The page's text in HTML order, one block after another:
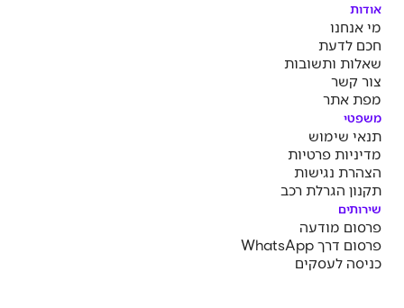
אודות
מי אנחנו
חכם לדעת
שאלות ותשובות
צור קשר
מפת אתר
משפטי
תנאי שימוש
מדיניות פרטיות
הצהרת נגישות
תקנון הגרלת רכב
שירותים
פרסום מודעה
פרסום דרך WhatsApp
כניסה לעסקים